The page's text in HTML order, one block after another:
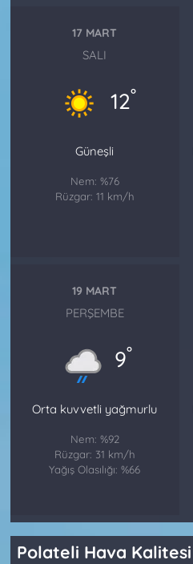
17 MART
SALI
12°
Güneşli
Nem: %76
Rüzgar: 11 km/h
19 MART
PERŞEMBE
9°
Orta kuvvetli yağmurlu
Nem: %92
Rüzgar: 31 km/h
Yağış Olasılığı: %66
Polateli Hava Kalitesi